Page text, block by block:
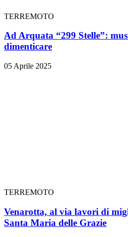
TERREMOTO
Ad Arquata “299 Stelle”:
dimenticare
05 Aprile 2025
TERREMOTO
Venarotta, al via lavori di
Santa Maria delle Grazie